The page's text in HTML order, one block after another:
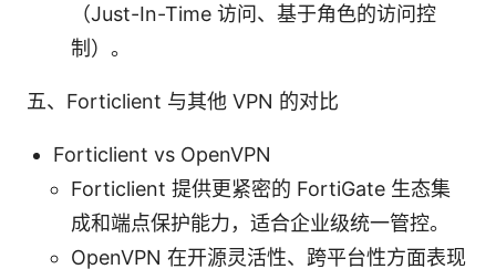
（Just-In-Time 访问、基于角色的访问控
制）。
五、Forticlient 与其他 VPN 的对比
Forticlient vs OpenVPN
Forticlient 提供更紧密的 FortiGate 生态集
成和端点保护能力，适合企业级统一管控。
OpenVPN 在开源灵活性、跨平台性方面表现